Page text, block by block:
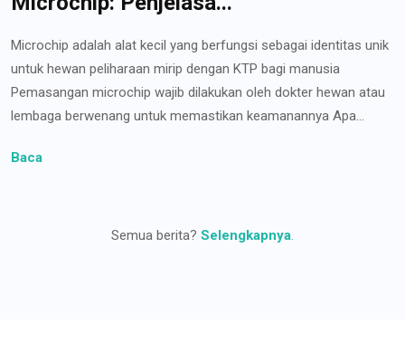
Microchip adalah alat kecil yang berfungsi sebagai identitas unik
untuk hewan peliharaan mirip dengan KTP bagi manusia
Pemasangan microchip wajib dilakukan oleh dokter hewan atau
lembaga berwenang untuk memastikan keamanannya Apa...
Baca
Semua berita? Selengkapnya